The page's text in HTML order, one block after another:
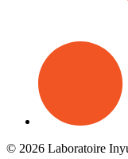
© 2026 Laboratoire